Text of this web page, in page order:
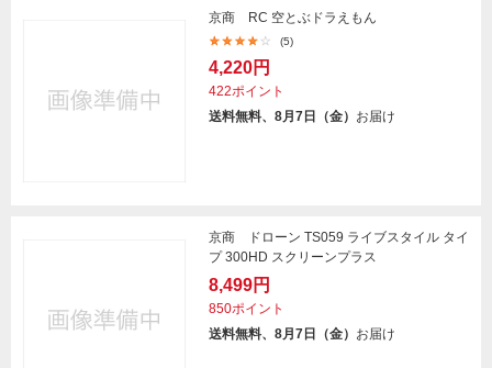
京商 RC 空とぶドラえもん
(5)
4,220円
422ポイント
送料無料、8月7日（金） お届け
京商 ドローン TS059 ライブスタイル タイ
プ 300HD スクリーンプラス
8,499円
850ポイント
送料無料、8月7日（金） お届け